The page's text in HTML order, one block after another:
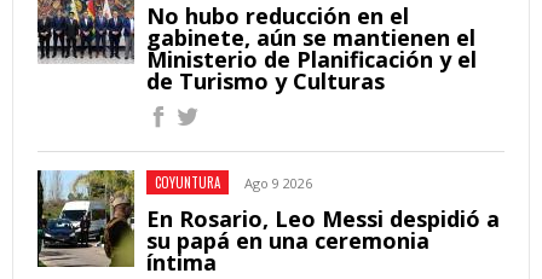
No hubo reducción en el
gabinete, aún se mantienen el
Ministerio de Planificación y el
de Turismo y Culturas
COYUNTURA Ago 9 2026
En Rosario, Leo Messi despidió a
su papá en una ceremonia
íntima